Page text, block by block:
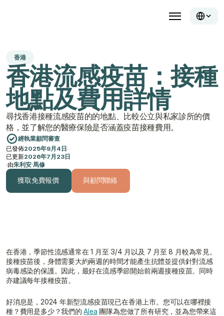
香港
香港流感疫苗：接種
地點及費用詳情
尋找香港接種流感疫苗的的地點、比較公立與私家診所的價
格，並了解您的醫療保險是否涵蓋疫苗接種費用。
經執業顧問審查
已發佈2025年9月4日·
已更新2026年7月23日
·由朱利安·馬修
獲取免費報價 與顧問聯絡
在香港，季節性流感通常在 1 月至 3/4 月以及 7 月至 8 月較為常見。
接種疫苗後，身體需要大約兩週的時間才能產生抗體並提供針對流感
病毒感染的保護。因此，最好在流感季節開始前兩週接種疫苗。同時
亦建議每年接種疫苗。
好消息是，2024 年新型流感疫苗現已在香港上市。您可以在哪裡接
種？費用是多少？我們的 Alea 團隊為您做了所有研究，並為您帶來這